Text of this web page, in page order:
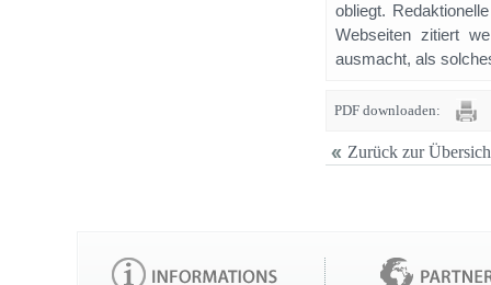
obliegt.
Webseiten zitiert
ausmacht, als
PDF downloaden:
Zurück zur